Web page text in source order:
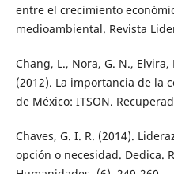
entre el crecimiento
medioambiental. Revista
Chang, L., Nora, G. N.,
(2012). La importancia de la
de México: ITSON.
Chaves, G. I. R. (2014).
opción o necesidad. Dedica.